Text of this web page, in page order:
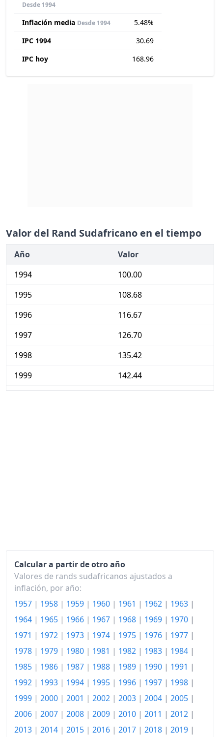
Desde 1994
Inflación media Desde 1994
5.48%
IPC 1994
30.69
IPC hoy
168.96
Valor del Rand Sudafricano en el tiempo
Año
Valor
1994
100.00
1995
108.68
1996
116.67
1997
126.70
1998
135.42
1999
142.44
2009
240.34
2011
262.62
2012
277.69
293.74
2014
311.75
2015
325.84
2016
347.36
Calcular a partir de otro año
Valores de rands sudafricanos ajustados a
inflación, por año:
1957 | 1958 | 1959 | 1960 | 1961 | 1962 | 1963 |
1964 | 1965 | 1966 | 1967 | 1968 | 1969 | 1970 |
1971 | 1972 | 1973 | 1974 | 1975 | 1976 | 1977 |
1978 | 1979 | 1980 | 1981 | 1982 | 1983 | 1984 |
1985 | 1986 | 1987 | 1988 | 1989 | 1990 | 1991 |
1992 | 1993 | 1994 | 1995 | 1996 | 1997 | 1998 |
1999 | 2000 | 2001 | 2002 | 2003 | 2004 | 2005 |
2006 | 2007 | 2008 | 2009 | 2010 | 2011 | 2012 |
2013 | 2014 | 2015 | 2016 | 2017 | 2018 | 2019 |